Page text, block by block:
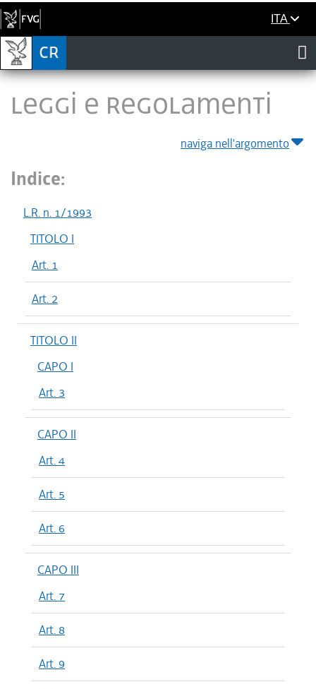
ITA
LEGGI E REGOLAMENTI
naviga nell'argomento
Indice:
L.R. n. 1/1993
TITOLO I
Art. 1
Art. 2
TITOLO II
CAPO I
Art. 3
CAPO II
Art. 4
Art. 5
Art. 6
CAPO III
Art. 7
Art. 8
Art. 9